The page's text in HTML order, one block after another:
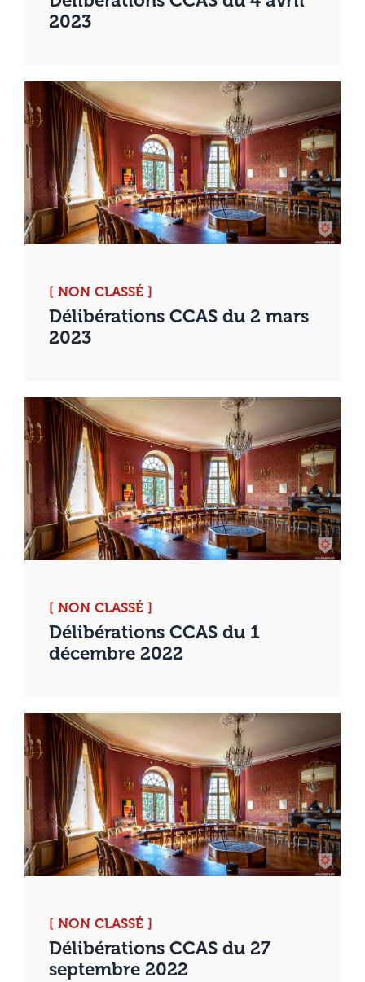
2023
[ NON CLASSÉ ]
Délibérations CCAS du 2 mars
2023
[ NON CLASSÉ ]
Délibérations CCAS du 1
décembre 2022
[ NON CLASSÉ ]
Délibérations CCAS du 27
septembre 2022